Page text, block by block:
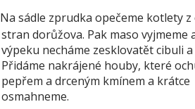
Na sádle zprudka opečeme kotlety
stran dorůžova. Pak maso vyjmeme
výpeku necháme zesklovatět cibuli a
Přidáme nakrájené houby, které
pepřem a drceným kmínem a krátce
osmahneme.